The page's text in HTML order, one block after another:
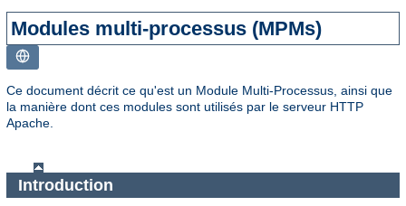
Modules multi-processus (MPMs)
Ce document décrit ce qu'est un Module Multi-Processus, ainsi que
la manière dont ces modules sont utilisés par le serveur HTTP
Apache.
Introduction